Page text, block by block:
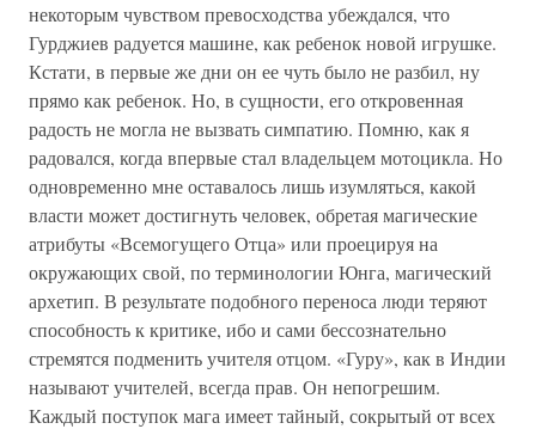
некоторым чувством превосходства убеждался, что
Гурджиев радуется машине, как ребенок новой игрушке.
Кстати, в первые же дни он ее чуть было не разбил, ну
прямо как ребенок. Но, в сущности, его откровенная
радость не могла не вызвать симпатию. Помню, как я
радовался, когда впервые стал владельцем мотоцикла. Но
одновременно мне оставалось лишь изумляться, какой
власти может достигнуть человек, обретая магические
атрибуты «Всемогущего Отца» или проецируя на
окружающих свой, по терминологии Юнга, магический
архетип. В результате подобного переноса люди теряют
способность к критике, ибо и сами бессознательно
стремятся подменить учителя отцом. «Гуру», как в Индии
называют учителей, всегда прав. Он непогрешим.
Каждый поступок мага имеет тайный, сокрытый от всех